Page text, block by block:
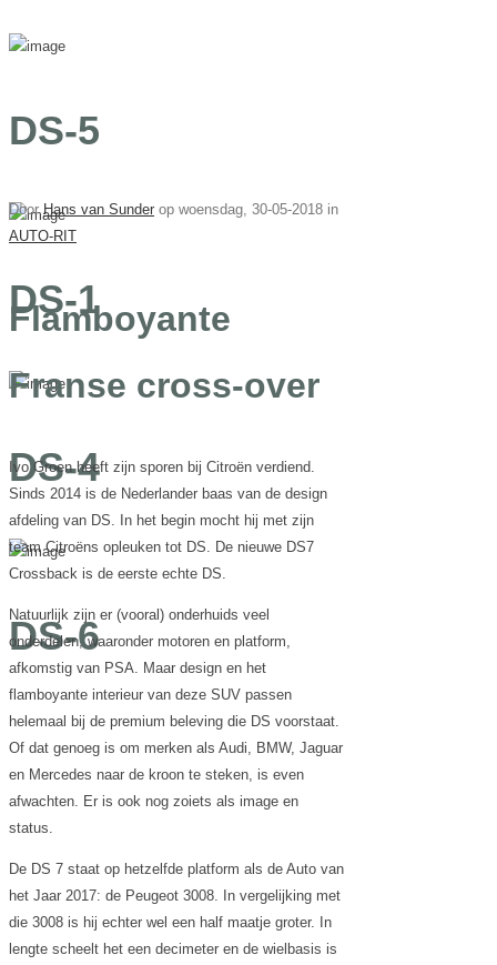
DS-5
DS-1
DS-4
DS-6
DoorHans van Sunder op woensdag, 30-05-2018 in
AUTO-RIT
Flamboyante
Franse cross-over
Ivo Groen heeft zijn sporen bij Citroën verdiend.
Sinds 2014 is de Nederlander baas van de design
afdeling van DS. In het begin mocht hij met zijn
team Citroëns opleuken tot DS. De nieuwe DS7
Crossback is de eerste echte DS.
Natuurlijk zijn er (vooral) onderhuids veel
onderdelen, waaronder motoren en platform,
afkomstig van PSA. Maar design en het
flamboyante interieur van deze SUV passen
helemaal bij de premium beleving die DS voorstaat.
Of dat genoeg is om merken als Audi, BMW, Jaguar
en Mercedes naar de kroon te steken, is even
afwachten. Er is ook nog zoiets als image en
status.
De DS 7 staat op hetzelfde platform als de Auto van
het Jaar 2017: de Peugeot 3008. In vergelijking met
die 3008 is hij echter wel een half maatje groter. In
lengte scheelt het een decimeter en de wielbasis is